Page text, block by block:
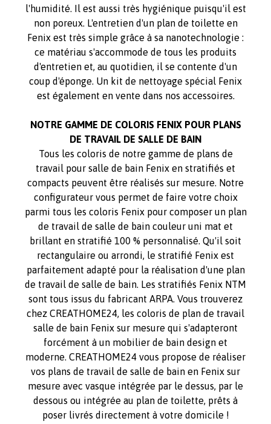
l'humidité. Il est aussi très hygiénique puisqu'il est
non poreux. L'entretien d'un plan de toilette en
Fenix est très simple grâce à sa nanotechnologie :
ce matériau s'accommode de tous les produits
d'entretien et, au quotidien, il se contente d'un
coup d'éponge. Un kit de nettoyage spécial Fenix
est également en vente dans nos accessoires.
NOTRE GAMME DE COLORIS FENIX POUR PLANS
DE TRAVAIL DE SALLE DE BAIN
Tous les coloris de notre gamme de plans de
travail pour salle de bain Fenix en stratifiés et
compacts peuvent être réalisés sur mesure. Notre
configurateur vous permet de faire votre choix
parmi tous les coloris Fenix pour composer un plan
de travail de salle de bain couleur uni mat et
brillant en stratifié 100 % personnalisé. Qu'il soit
rectangulaire ou arrondi, le stratifié Fenix est
parfaitement adapté pour la réalisation d'une plan
de travail de salle de bain. Les stratifiés Fenix NTM
sont tous issus du fabricant ARPA. Vous trouverez
chez CREATHOME24, les coloris de plan de travail
salle de bain Fenix sur mesure qui s'adapteront
forcément à un mobilier de bain design et
moderne. CREATHOME24 vous propose de réaliser
vos plans de travail de salle de bain en Fenix sur
mesure avec vasque intégrée par le dessus, par le
dessous ou intégrée au plan de toilette, prêts à
poser livrés directement à votre domicile !